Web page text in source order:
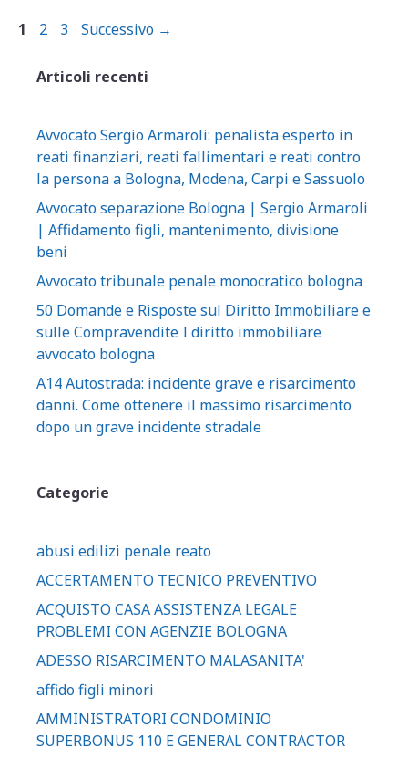
Pagina
1 Pagina
2 Pagina
3 Successivo →
Articoli recenti
Avvocato Sergio Armaroli: penalista esperto in
reati finanziari, reati fallimentari e reati contro
la persona a Bologna, Modena, Carpi e Sassuolo
Avvocato separazione Bologna | Sergio Armaroli
| Affidamento figli, mantenimento, divisione
beni
Avvocato tribunale penale monocratico bologna
50 Domande e Risposte sul Diritto Immobiliare e
sulle Compravendite I diritto immobiliare
avvocato bologna
A14 Autostrada: incidente grave e risarcimento
danni. Come ottenere il massimo risarcimento
dopo un grave incidente stradale
Categorie
abusi edilizi penale reato
ACCERTAMENTO TECNICO PREVENTIVO
ACQUISTO CASA ASSISTENZA LEGALE
PROBLEMI CON AGENZIE BOLOGNA
ADESSO RISARCIMENTO MALASANITA'
affido figli minori
AMMINISTRATORI CONDOMINIO
SUPERBONUS 110 E GENERAL CONTRACTOR